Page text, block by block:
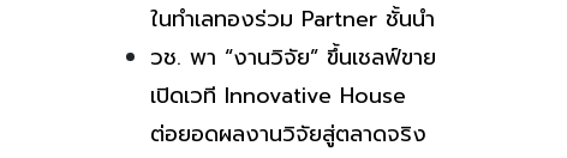
ในทำเลทองร่วม Partner ชั้นนำ
วช. พา “งานวิจัย” ขึ้นเชลฟ์ขาย
เปิดเวที Innovative House
ต่อยอดผลงานวิจัยสู่ตลาดจริง